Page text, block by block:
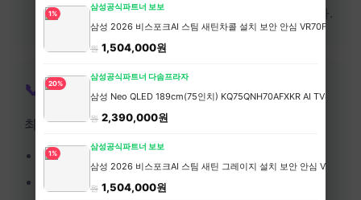
A. 동남아 기준 하루 5만원이면 충분히 가능합니다.
📞 문의
최저가콜에서 알뜰여행 맞춤 상담을 받아보세요.
📞 문의하기 →
24시간 온라인 상담 가능
1%
삼성공식파트너 보보
삼성 2026 비스포크AI 스팀 새틴차콜 설치 보안 안심 VR70F00AGH
원 1,504,000원
20%
삼성공식파트너 다솜프라자
삼성 Neo QLED 189cm(75인치) KQ75QNH70AFXKR AI TV
원 2,390,000원
1%
삼성공식파트너 보보
삼성 2026 비스포크AI 스팀 새틴 그레이지 설치 보안 안심
원 1,504,000원